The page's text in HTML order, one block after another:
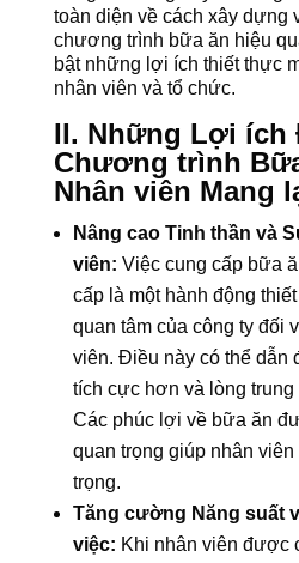
toàn diện về cách xây dựng
chương trình bữa ăn hiệu
bật những lợi ích thiết thực
nhân viên và tổ chức.
II. Những Lợi ích
Chương trình
Nhân viên Mang
Nâng cao Tinh thần và
viên: Việc cung cấp bữa
cấp là một hành động
quan tâm của công ty đối
viên. Điều này có thể dẫn
tích cực hơn và lòng
Các phúc lợi về bữa ăn
quan trọng giúp nhân
trọng.
Tăng cường Năng suất
việc: Khi nhân viên được